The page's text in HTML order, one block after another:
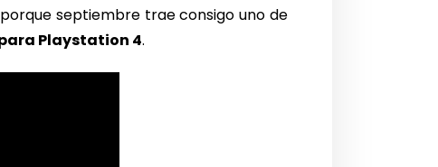
septiembre trae consigo uno de
Playstation 4.